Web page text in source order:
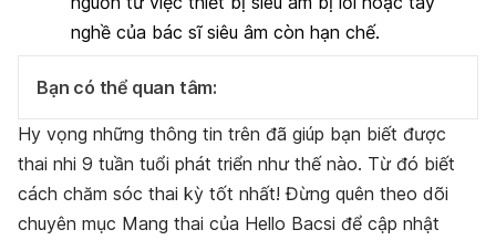
nghề của bác sĩ siêu âm còn hạn chế.
Bạn có thể quan tâm:
Hy vọng những thông tin trên đã giúp bạn biết được
thai nhi 9 tuần tuổi phát triển như thế nào. Từ đó biết
cách chăm sóc thai kỳ tốt nhất! Đừng quên theo dõi
chuyên mục Mang thai của Hello Bacsi để cập nhật